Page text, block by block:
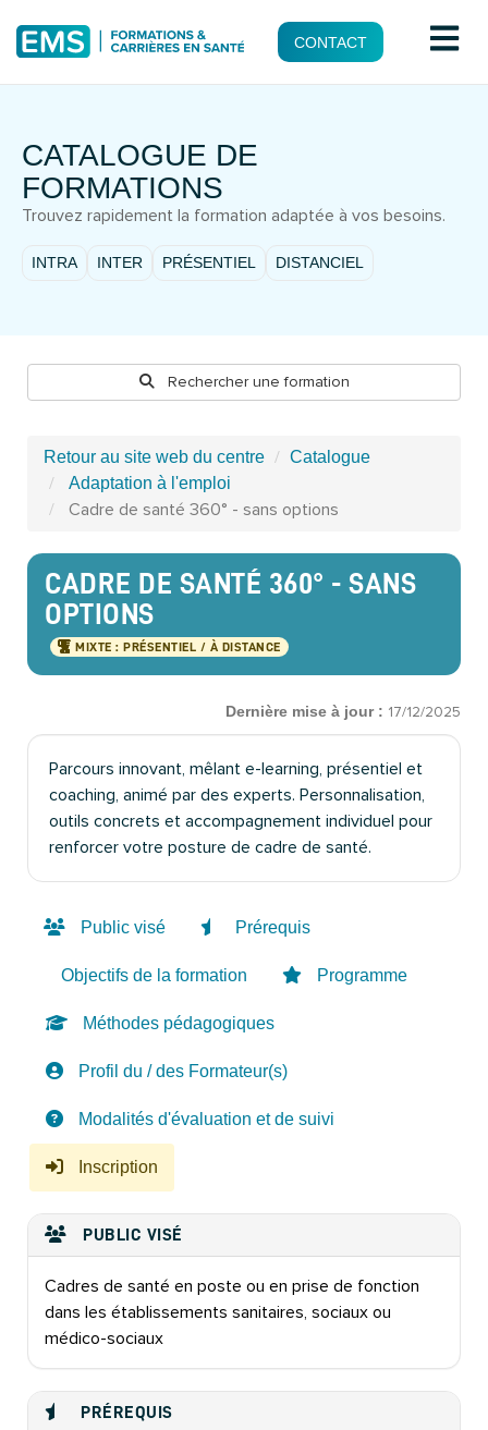
CONTACT
CATALOGUE DE
FORMATIONS
Trouvez rapidement la formation adaptée à vos besoins.
INTRA INTER PRÉSENTIEL DISTANCIEL
Rechercher une formation
Retour au site web du centre
Catalogue
Adaptation à l'emploi
Cadre de santé 360° - sans options
CADRE DE SANTÉ 360° - SANS
OPTIONS
MIXTE : PRÉSENTIEL / À DISTANCE
Dernière mise à jour : 17/12/2025
Parcours innovant, mêlant e-learning, présentiel et
coaching, animé par des experts. Personnalisation,
outils concrets et accompagnement individuel pour
renforcer votre posture de cadre de santé.
Public visé Prérequis
Objectifs de la formation Programme
Méthodes pédagogiques
Profil du / des Formateur(s)
Modalités d'évaluation et de suivi
Inscription
PUBLIC VISÉ
Cadres de santé en poste ou en prise de fonction
dans les établissements sanitaires, sociaux ou
médico-sociaux
PRÉREQUIS